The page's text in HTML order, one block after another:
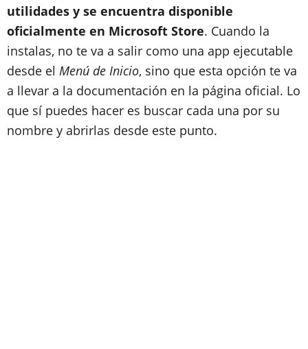
utilidades y se encuentra disponible
oficialmente en Microsoft Store. Cuando la
instalas, no te va a salir como una app ejecutable
desde el Menú de Inicio, sino que esta opción te va
a llevar a la documentación en la página oficial. Lo
que sí puedes hacer es buscar cada una por su
nombre y abrirlas desde este punto.